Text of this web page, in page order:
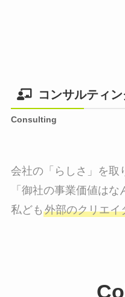
コンサルティン
Consulting
会社の「らしさ」を取
「御社の事業価値は
私ども 外部のクリエイ